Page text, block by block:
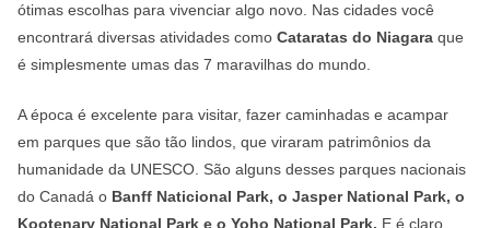
ótimas escolhas para vivenciar algo novo. Nas cidades você
encontrará diversas atividades como Cataratas do Niagara que
é simplesmente umas das 7 maravilhas do mundo.
A época é excelente para visitar, fazer caminhadas e acampar
em parques que são tão lindos, que viraram patrimônios da
humanidade da UNESCO. São alguns desses parques nacionais
do Canadá o Banff Naticional Park, o Jasper National Park, o
Kootenary National Park e o Yoho National Park. E é claro